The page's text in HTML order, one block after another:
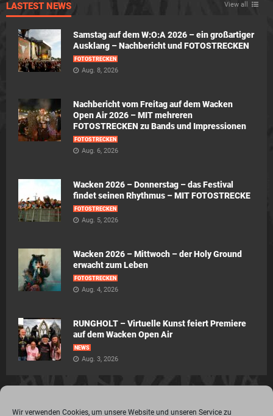
Wir verwenden Cookies, um unsere Website und unseren Service zu
LASTEST NEWS View all
Samstag auf dem W:O:A 2026 – ein großartiger
Ausklang – Nachbericht und FOTOSTRECKEN
FOTOSTRECKEN
Aug. 8, 2026
Nachbericht vom Freitag auf dem Wacken
Open Air 2026 – MIT mehreren
FOTOSTRECKEN zu Bands und Impressionen
FOTOSTRECKEN
Aug. 6, 2026
Wacken 2026 – Donnerstag – das Festival
findet seinen Rhythmus – MIT FOTOSTRECKE
FOTOSTRECKEN
Aug. 5, 2026
Wacken 2026 – Mittwoch – der Holy Ground
erwacht zum Leben
FOTOSTRECKEN
Aug. 4, 2026
RUNGHOLT – Virtuelle Kunst feiert Premiere
auf dem Wacken Open Air
NEWS
Aug. 3, 2026